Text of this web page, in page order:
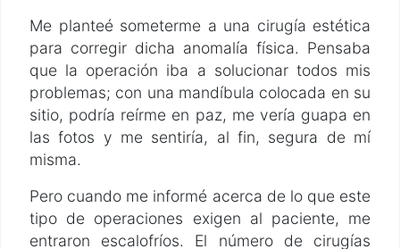
Me planteé someterme a una cirugía estética
para corregir dicha anomalía física. Pensaba
que la operación iba a solucionar todos mis
problemas; con una mandíbula colocada en su
sitio, podría reírme en paz, me vería guapa en
las fotos y me sentiría, al fin, segura de mí
misma.
Pero cuando me informé acerca de lo que este
tipo de operaciones exigen al paciente, me
entraron escalofríos. El número de cirugías